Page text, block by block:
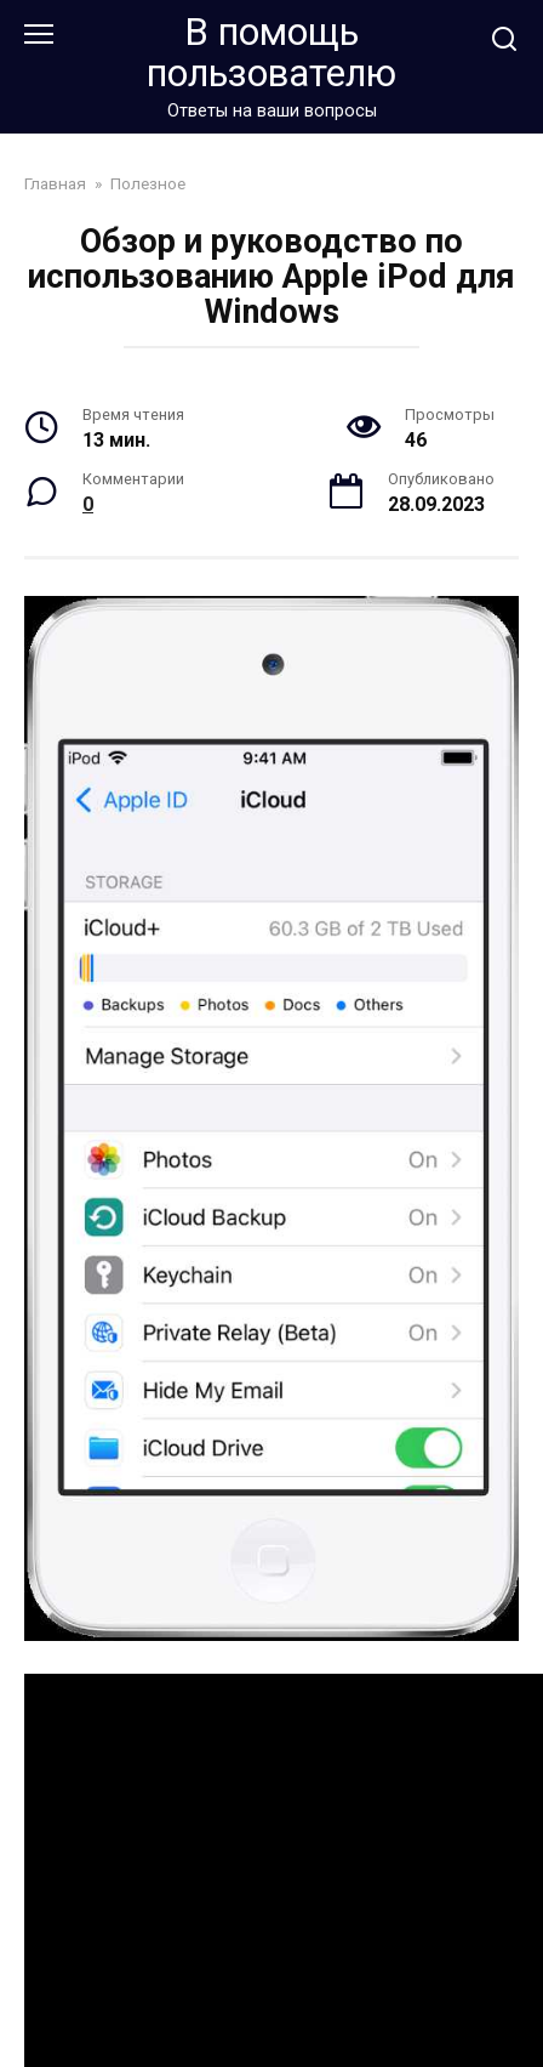
В помощь
пользователю
Ответы на ваши вопросы
Главная » Полезное
Обзор и руководство по
использованию Apple iPod для
Windows
Время чтения
13 мин.
Просмотры
46
Комментарии
0
Опубликовано
28.09.2023